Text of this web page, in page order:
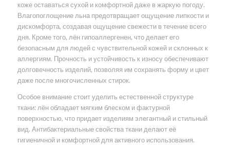
коже оставаться сухой и комфортной даже в жаркую погоду.
Влагопоглощение льна предотвращает ощущение липкости и
дискомфорта, создавая ощущение свежести в течение всего
дня. Кроме того, лён гипоаллергенен, что делает его
безопасным для людей с чувствительной кожей и склонных к
аллергиям. Прочность и устойчивость к износу обеспечивают
долговечность изделий, позволяя им сохранять форму и цвет
даже после многочисленных стирок.
Особое внимание стоит уделить естественной структуре
ткани: лён обладает мягким блеском и фактурной
поверхностью, что придает изделиям элегантный и стильный
вид. Антибактериальные свойства ткани делают её
гигиеничной и комфортной для активного использования.